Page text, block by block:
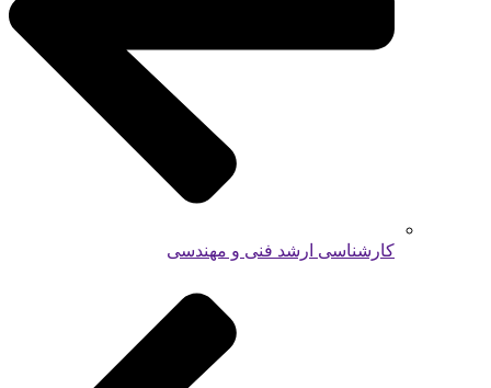
کارشناسی ارشد فنی و مهندسی